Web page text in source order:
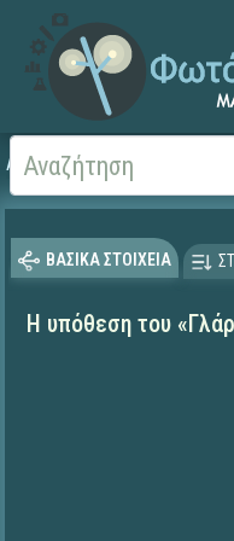
Αρχική
ΒΑΣΙΚΑ ΣΤΟΙΧΕΙΑ
Η υπόθεση του